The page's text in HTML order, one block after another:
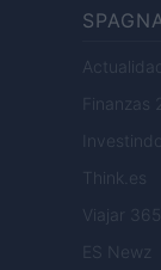
Finanzas
Think.es
Viajar 365
ES Newz